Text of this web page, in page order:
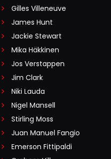
Gilles Villeneuve
James Hunt
Jackie Stewart
Mika Häkkinen
Jos Verstappen
Jim Clark
Niki Lauda
Nigel Mansell
Stirling Moss
Juan Manuel Fangio
Emerson Fittipaldi